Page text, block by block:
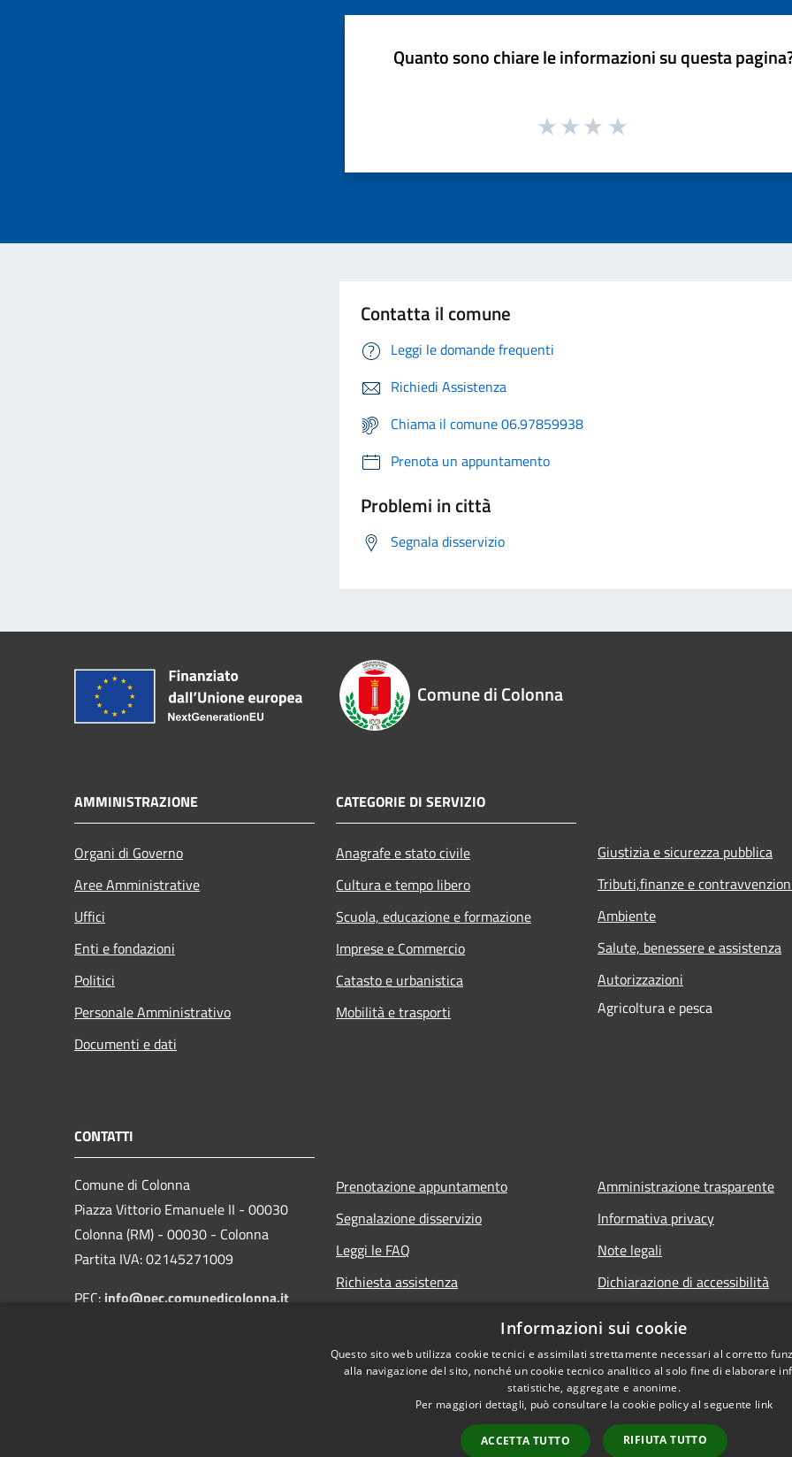
Quanto sono chiare le informazioni su questa
Contatta il comune
Leggi le domande frequenti
Richiedi Assistenza
Chiama il comune 06.97859938
Prenota un appuntamento
Problemi in città
Segnala disservizio
Comune di Colonna
AMMINISTRAZIONE
Organi di Governo
Aree Amministrative
Uffici
Enti e fondazioni
Politici
Personale Amministrativo
Documenti e dati
CATEGORIE DI SERVIZIO
Anagrafe e stato civile
Cultura e tempo libero
Scuola, educazione e formazione
Imprese e Commercio
Catasto e urbanistica
Mobilità e trasporti
Giustizia e sicurezza pubblica
Tributi,finanze e
Ambiente
Salute, benessere e assistenza
Autorizzazioni
Agricoltura e pesca
CONTATTI
Comune di Colonna
Piazza Vittorio Emanuele II - 00030
Colonna (RM) - 00030 - Colonna
Partita IVA: 02145271009
PEC: info@pec.comunedicolonna.it
Prenotazione appuntamento
Segnalazione disservizio
Leggi le FAQ
Richiesta assistenza
Amministrazione trasparente
Informativa privacy
Note legali
Dichiarazione di accessibilità
30/06/2024
Consiglio Comunale Online
Informazioni sui cookie
Questo sito web utilizza cookie tecnici e assimilati strettamente necessari al corretto
alla navigazione del sito, nonché un cookie tecnico analitico al solo fine di elaborare
statistiche, aggregate e anonime.
Per maggiori dettagli, può consultare la cookie policy al seguente link
ACCETTA TUTTO RIFIUTA TUTTO